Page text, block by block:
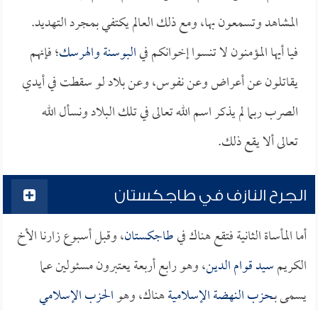
المشاهد وتسمعون بها، ومع ذلك العالم يكتفي بمجرد التهديد.
فيا أيها المؤمنون لا تنسوا إخوانكم فيالبوسنة والهرسك؛ فإنهم
يقاتلون عن أعراض وعن نفوس، وعن بلاد لو سقطت في أيدي
الصرب ربما لم يذكر اسم الله تعالى في تلك البلاد ونسأل الله
تعالى ألا يقع ذلك.
الجرح النازف في طاجكستان
أما المأساة الثانية فتقع هناك فيطاجكستان، وقبل أسبوع زارنا الأخ
الكريمسيد قوام الدين، وهو رابع أربعة يعتبرون مسئولين عما
يسمى بـحزب النهضة الإسلاميةهناك، وهوالحزب الإسلامي